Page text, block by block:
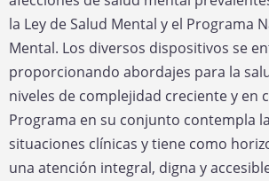
la Ley de Salud Mental y el Programa
Mental. Los diversos dispositivos se
proporcionando abordajes para la
niveles de complejidad creciente y en
Programa en su conjunto contempla
situaciones clínicas y tiene como
una atención integral, digna y